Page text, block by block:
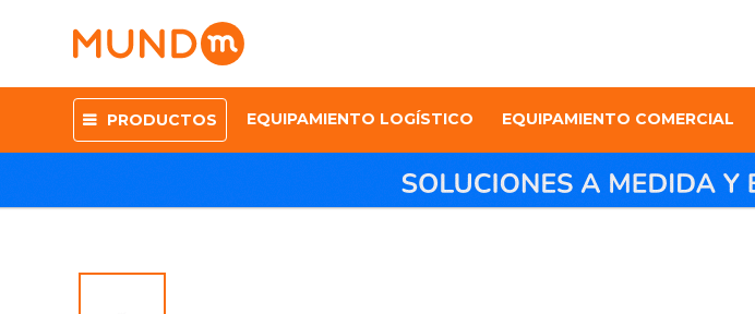
PRODUCTOS EQUIPAMIENTO LOGÍSTICO EQUIPAMIENTO COMERCIAL